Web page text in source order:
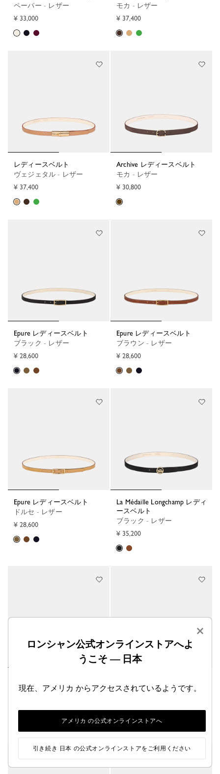
ペーパー - レザー
¥ 33,000
モカ - レザー
¥ 37,400
レディースベルト
ヴェジェタル - レザー
¥ 37,400
Archive レディースベルト
モカ - レザー
¥ 30,800
Epure レディースベルト
ブラック - レザー
¥ 28,600
Epure レディースベルト
ブラウン - レザー
¥ 28,600
Epure レディースベルト
ドルセ - レザー
¥ 28,600
La Médaille Longchamp レディ
ースベルト
ブラック - レザー
¥ 35,200
ースベルト
¥ 35,200
ブラック - レザー
×
ロンシャン公式オンラインストアへよ
うこそ — 日本
現在、アメリカ からアクセスされているようです。
アメリカ の公式オンラインストアへ
引き続き 日本 の公式オンラインストアをご利用ください